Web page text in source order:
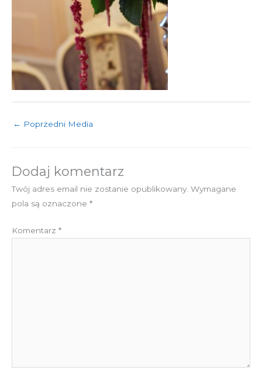
← Poprzedni Media
Dodaj komentarz
Twój adres email nie zostanie opublikowany. Wymagane
pola są oznaczone *
Komentarz *